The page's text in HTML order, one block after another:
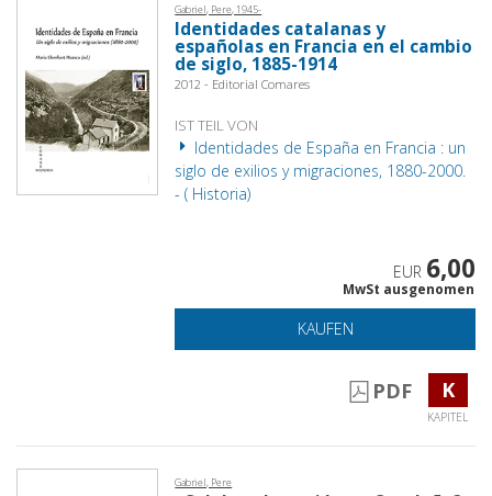
Gabriel, Pere, 1945-
Identidades catalanas y
españolas en Francia en el cambio
de siglo, 1885-1914
2012 - Editorial Comares
IST TEIL VON
Identidades de España en Francia : un
siglo de exilios y migraciones, 1880-2000.
- ( Historia)
EUR 6,00
MwSt ausgenomen
KAUFEN
PDF K
KAPITEL
Gabriel, Pere